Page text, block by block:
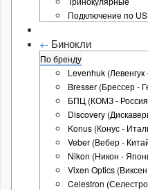
Подключение по
+- Бинокли
По бренду
Levenhuk
Bresser (Брессер -
БПЦ (КОМЗ -
Discovery
Konus (Конус -
Veber (Вебер -
Nikon (Никон -
Vixen Optics
Celestron